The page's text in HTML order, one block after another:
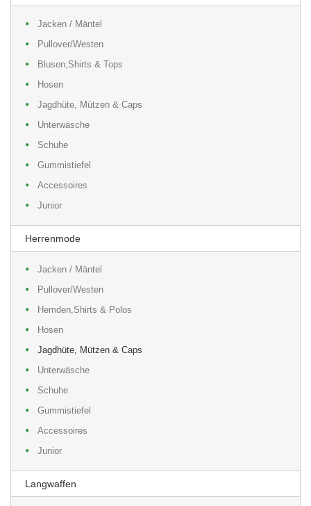
Jacken / Mäntel
Pullover/Westen
Blusen,Shirts & Tops
Hosen
Jagdhüte, Mützen & Caps
Unterwäsche
Schuhe
Gummistiefel
Accessoires
Junior
Herrenmode
Jacken / Mäntel
Pullover/Westen
Hemden,Shirts & Polos
Hosen
Jagdhüte, Mützen & Caps
Unterwäsche
Schuhe
Gummistiefel
Accessoires
Junior
Langwaffen